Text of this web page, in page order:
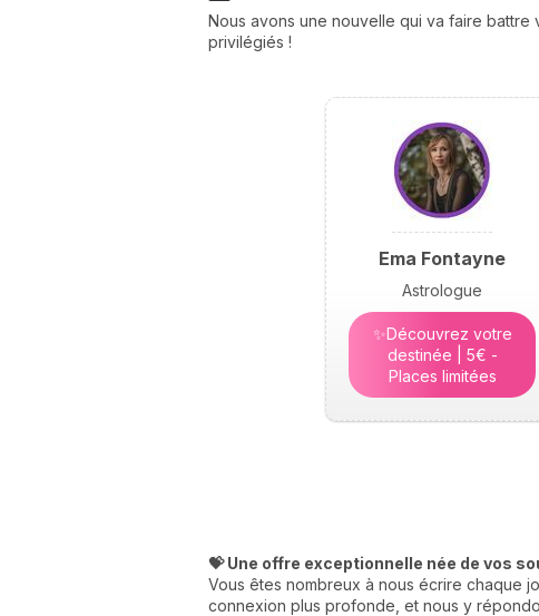
Nous avons une nouvelle qui va faire
privilégiés !
Ema Fontayne
Astrologue
✨Découvrez votre
destinée | 5€ -
Places limitées
💝 Une offre exceptionnelle née de vos
Vous êtes nombreux à nous écrire chaque
connexion plus profonde, et nous y